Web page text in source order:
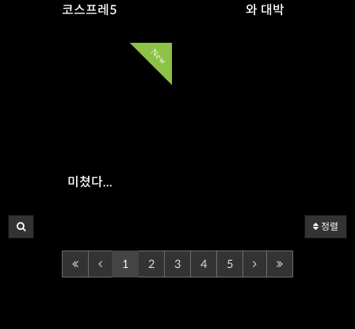
코스프레5 와 대박
New
미쳤다...
정렬
1 2 3 4 5